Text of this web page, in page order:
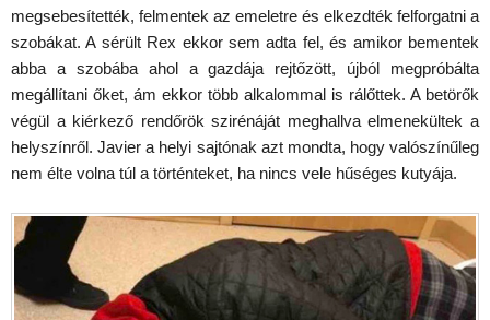
megsebesítették, felmentek az emeletre és elkezdték felforgatni a
szobákat. A sérült Rex ekkor sem adta fel, és amikor bementek
abba a szobába ahol a gazdája rejtőzött, újból megpróbálta
megállítani őket, ám ekkor több alkalommal is rálőttek. A betörők
végül a kiérkező rendőrök szirénáját meghallva elmenekültek a
helyszínről. Javier a helyi sajtónak azt mondta, hogy valószínűleg
nem élte volna túl a történteket, ha nincs vele hűséges kutyája.